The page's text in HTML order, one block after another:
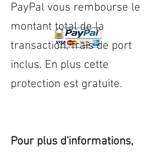
PayPal vous rembourse le
montant total de la
transaction, frais de port
inclus. En plus cette
protection est gratuite.
Pour plus d'informations,